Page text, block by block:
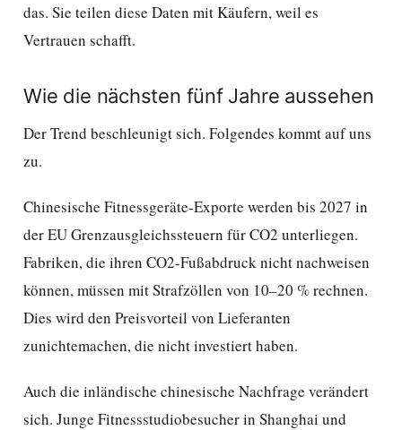
das. Sie teilen diese Daten mit Käufern, weil es
Vertrauen schafft.
Wie die nächsten fünf Jahre aussehen
Der Trend beschleunigt sich. Folgendes kommt auf uns
zu.
Chinesische Fitnessgeräte-Exporte werden bis 2027 in
der EU Grenzausgleichssteuern für CO2 unterliegen.
Fabriken, die ihren CO2-Fußabdruck nicht nachweisen
können, müssen mit Strafzöllen von 10–20 % rechnen.
Dies wird den Preisvorteil von Lieferanten
zunichtemachen, die nicht investiert haben.
Auch die inländische chinesische Nachfrage verändert
sich. Junge Fitnessstudiobesucher in Shanghai und